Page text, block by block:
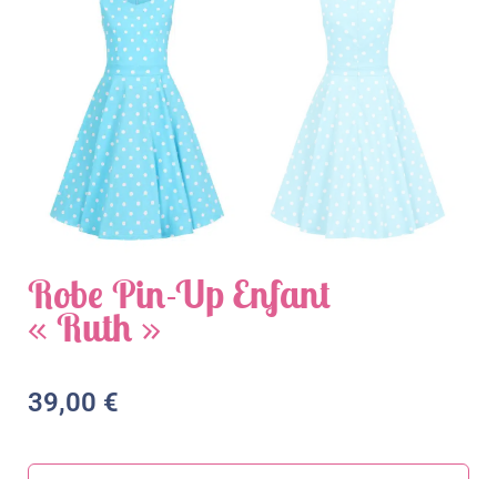
Robe Pin-Up Enfant
« Ruth »
39,00 €